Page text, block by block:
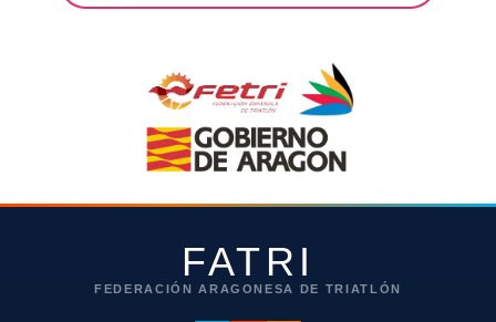
FATRI
FEDERACIÓN ARAGONESA DE TRIATLÓN